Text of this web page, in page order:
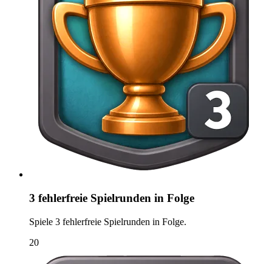
3 fehlerfreie Spielrunden in Folge
Spiele 3 fehlerfreie Spielrunden in Folge.
20